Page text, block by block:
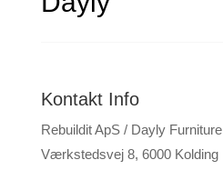
Kontakt Info
Rebuildit ApS / Dayly Furniture
Værkstedsvej 8, 6000 Kolding